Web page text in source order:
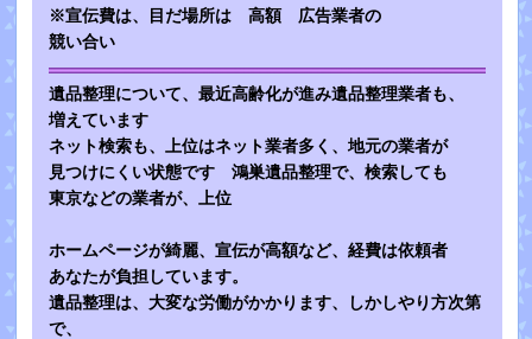
※宣伝費は、目だ場所は 高額 広告業者の
競い合い
遺品整理について、最近高齢化が進み遺品整理業者も、
増えています
ネット検索も、上位はネット業者多く、地元の業者が
見つけにくい状態です 鴻巣遺品整理で、検索しても
東京などの業者が、上位
ホームページが綺麗、宣伝が高額など、経費は依頼者
あなたが負担しています。
遺品整理は、大変な労働がかかります、しかしやり方次第
で、